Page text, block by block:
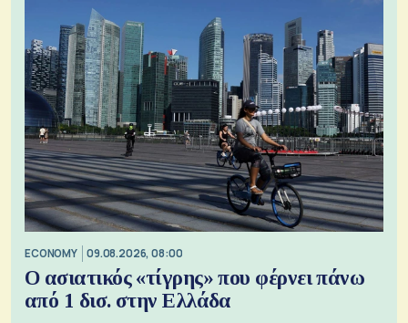
ECONOMY 09.08.2026, 08:00
Ο ασιατικός «τίγρης» που φέρνει πάνω
από 1 δισ. στην Ελλάδα